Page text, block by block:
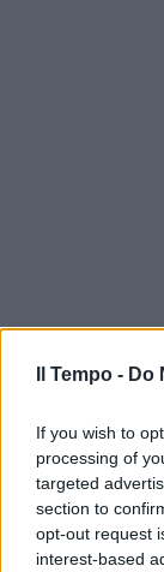
Il Tempo - Do
If you wish to
processing of
targeted
section to
opt-out request
interest-based